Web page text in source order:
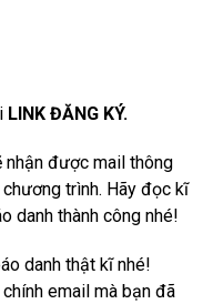
LINK ĐĂNG KÝ.
nhận được mail thông
trình. Hãy đọc kĩ
danh thành công nhé!
danh thật kĩ nhé!
email mà bạn đã